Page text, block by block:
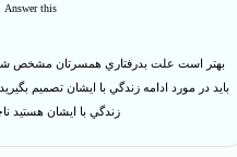
Answer this
بهتر است علت بدرفتاري همسرتان مشخص
بايد در مورد ادامه زندگي با ايشان تصميم
زندگي با ايشان هستيد